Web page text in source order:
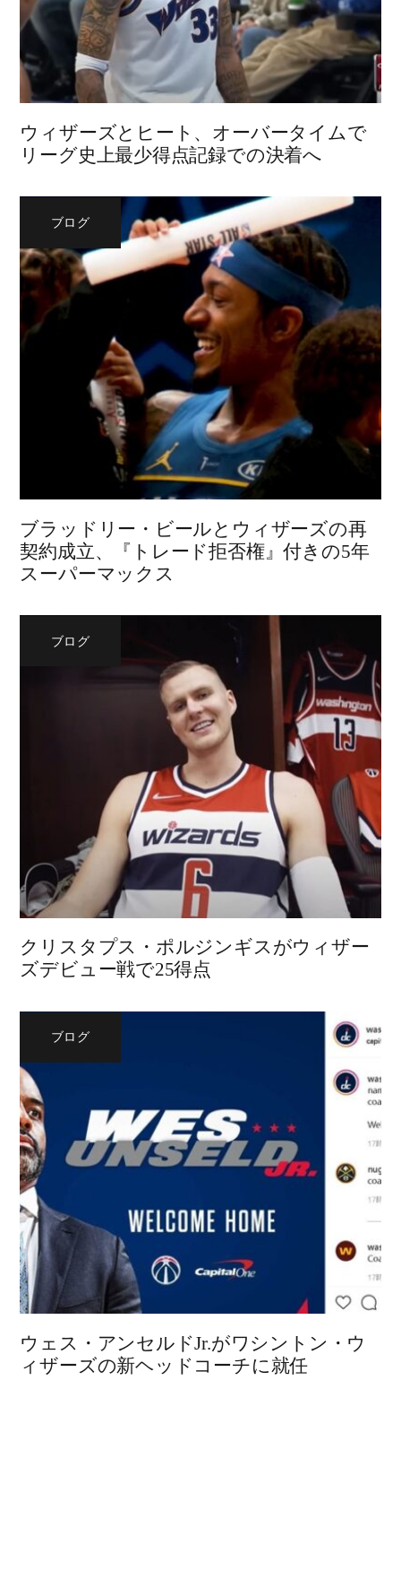
ウィザーズとヒート、オーバータイムで
リーグ史上最少得点記録での決着へ
ブログ
ブラッドリー・ビールとウィザーズの再
契約成立、『トレード拒否権』付きの5年
スーパーマックス
ブログ
クリスタプス・ポルジンギスがウィザー
ズデビュー戦で25得点
ブログ
ウェス・アンセルドJr.がワシントン・ウ
ィザーズの新ヘッドコーチに就任